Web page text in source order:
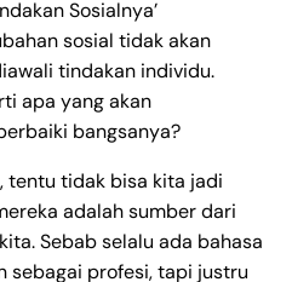
Sosialnya’
sosial tidak akan
tindakan individu.
apa yang akan
bangsanya?
tentu tidak bisa kita jadi
adalah sumber dari
Sebab selalu ada bahasa
sebagai profesi, tapi justru